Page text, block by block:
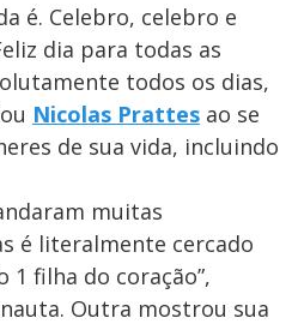
é. Celebro, celebro e
dia para todas as
todos os dias,
Nicolas Prattes ao se
de sua vida, incluindo
muitas
é literalmente cercado
1 filha do coração”,
Outra mostrou sua